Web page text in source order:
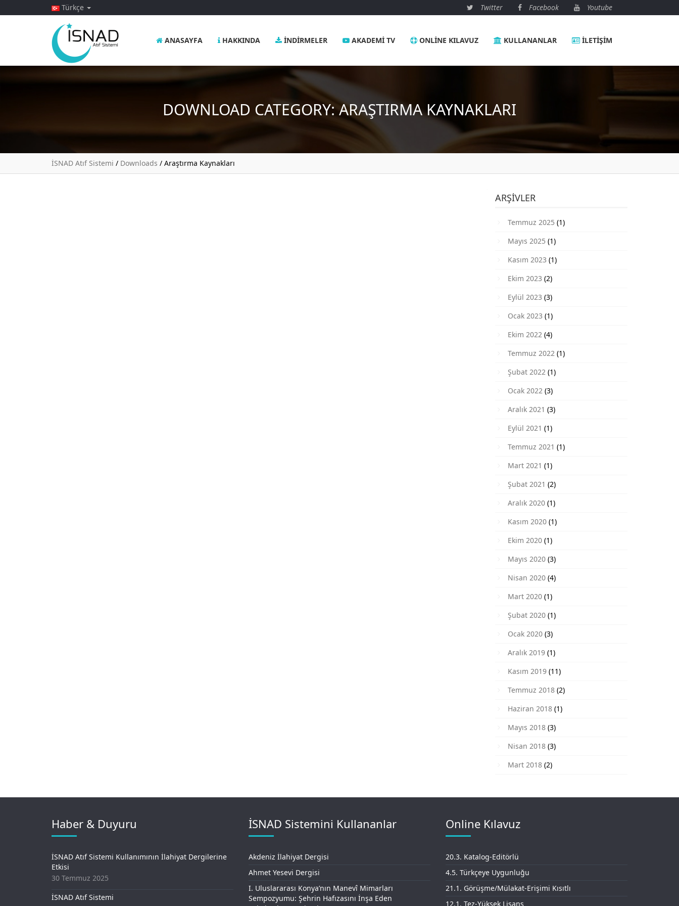
Türkçe Twitter Facebook Youtube
ANASAYFA HAKKINDA İNDIRMELER AKADEMI TV ONLINE KILAVUZ KULLANANLAR İLETIŞIM
DOWNLOAD CATEGORY:ARAŞTIRMA KAYNAKLARI
İSNAD Atıf Sistemi / Downloads / Araştırma Kaynakları
ARŞIVLER
Temmuz 2025 (1)
Mayıs 2025 (1)
Kasım 2023 (1)
Ekim 2023 (2)
Eylül 2023 (3)
Ocak 2023 (1)
Ekim 2022(4)
Temmuz 2022(1)
Şubat 2022(1)
Ocak 2022(3)
Aralık 2021 (3)
Eylül 2021 (1)
Temmuz 2021 (1)
Mart 2021 (1)
Şubat 2021 (2)
Aralık 2020(1)
Kasım 2020(1)
Ekim 2020(1)
Mayıs 2020(3)
Nisan 2020(4)
Mart 2020(1)
Şubat 2020(1)
Ocak 2020(3)
Aralık 2019(1)
Kasım 2019(11)
Temmuz 2018(2)
Haziran 2018(1)
Mayıs 2018(3)
Nisan 2018(3)
Mart 2018(2)
Haber & Duyuru
İSNAD Atıf Sistemi Kullanımının İlahiyat Dergilerine
Etkisi
30 Temmuz 2025
İSNAD Atıf Sistemi
İSNAD Sistemini Kullananlar
Akdeniz İlahiyat Dergisi
Ahmet Yesevi Dergisi
I. Uluslararası Konya’nın Manevî Mimarları
Sempozyumu: Şehrin Hafızasını İnşa Eden
Online Kılavuz
20.3. Katalog-Editörlü
4.5. Türkçeye Uygunluğu
21.1. Görüşme/Mülakat-Erişimi Kısıtlı
12.1. Tez-Yüksek Lisans